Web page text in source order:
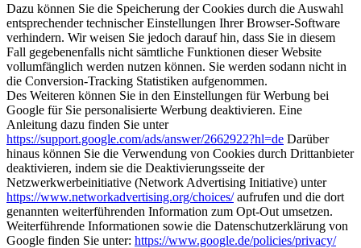
Dazu können Sie die Speicherung der Cookies durch die Auswahl
entsprechender technischer Einstellungen Ihrer Browser-Software
verhindern. Wir weisen Sie jedoch darauf hin, dass Sie in diesem
Fall gegebenenfalls nicht sämtliche Funktionen dieser Website
vollumfänglich werden nutzen können. Sie werden sodann nicht in
die Conversion-Tracking Statistiken aufgenommen.
Des Weiteren können Sie in den Einstellungen für Werbung bei
Google für Sie personalisierte Werbung deaktivieren. Eine
Anleitung dazu finden Sie unter
https://support.google.com/ads/answer/2662922?hl=de Darüber
hinaus können Sie die Verwendung von Cookies durch Drittanbieter
deaktivieren, indem sie die Deaktivierungsseite der
Netzwerkwerbeinitiative (Network Advertising Initiative) unter
https://www.networkadvertising.org/choices/aufrufen und die dort
genannten weiterführenden Information zum Opt-Out umsetzen.
Weiterführende Informationen sowie die Datenschutzerklärung von
Google finden Sie unter: https://www.google.de/policies/privacy/